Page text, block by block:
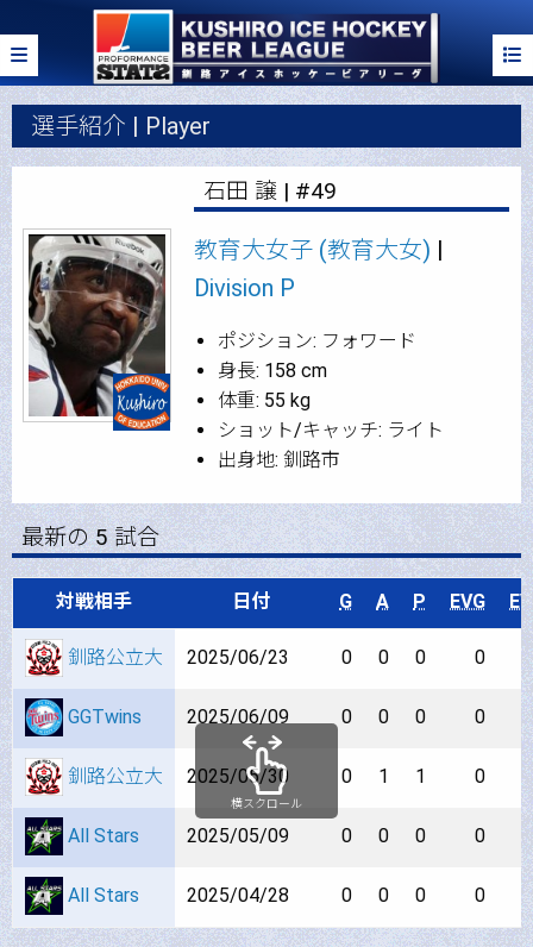
選手紹介 | Player
石田 譲 | #49
教育大女子 (教育大女)
Division P
ポジション: フォワード
身長: 158 cm
体重: 55 kg
ショット/キャッチ: ライト
出身地: 釧路市
最新の 5 試合
対戦相手 日付 G A P EVG
釧路公立大 2025/06/23 0 0 0 0
GGTwins 2025/06/09 0 0 0 0
釧路公立大 2025/05/30 0 1 1 0
All Stars 2025/05/09 0 0 0 0
All Stars 2025/04/28 0 0 0 0
横スクロール